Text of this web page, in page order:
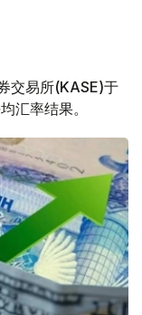
交易所(KASE)于
汇率结果。